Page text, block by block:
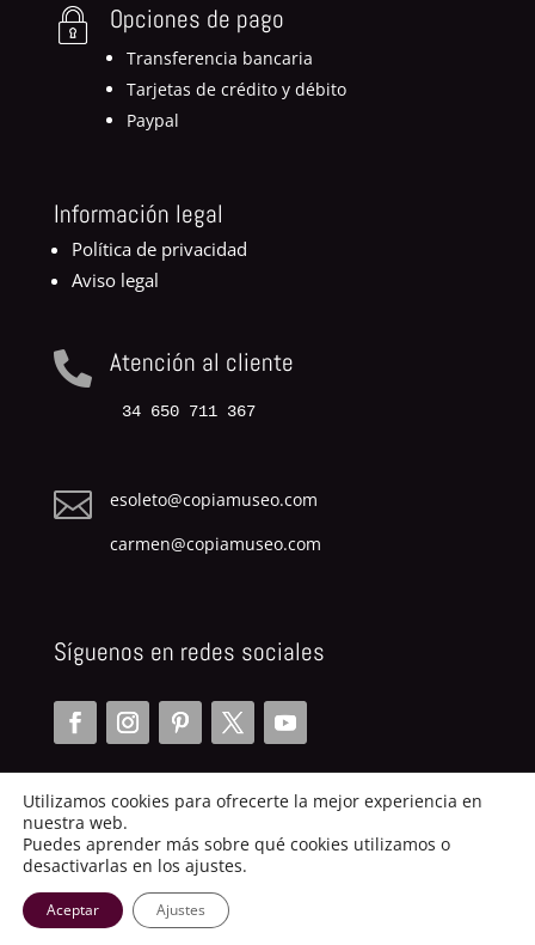
Opciones de pago
Transferencia bancaria
Tarjetas de crédito y débito
Paypal
Información legal
Política de privacidad
Aviso legal
 Atención al cliente
34 650 711 367

esoleto@copiamuseo.com
carmen@copiamuseo.com
Síguenos en redes sociales
Copiamuseo.com | 2014
Utilizamos cookies para ofrecerte la mejor experiencia en
nuestra web.
Puedes aprender más sobre qué cookies utilizamos o
desactivarlas en los ajustes.
Aceptar Ajustes